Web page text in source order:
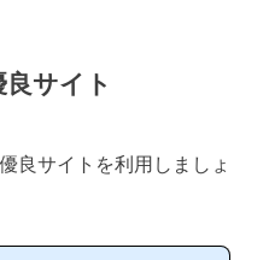
サイト
良サイトを利用しましょ